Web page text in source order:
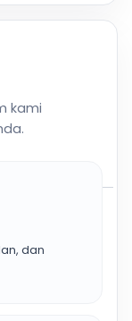
kami
dan